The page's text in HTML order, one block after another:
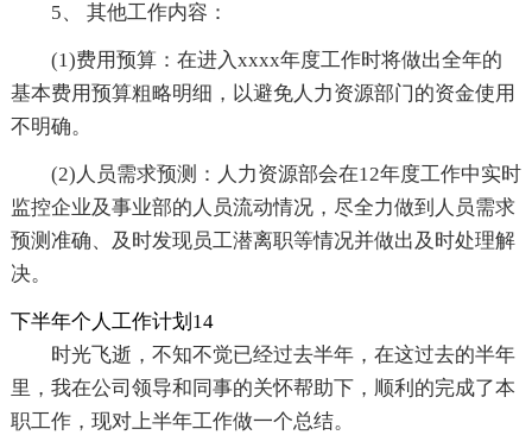
5、 其他工作内容：
(1)费用预算：在进入xxxx年度工作时将做出全年的
基本费用预算粗略明细，以避免人力资源部门的资金使用
不明确。
(2)人员需求预测：人力资源部会在12年度工作中实时
监控企业及事业部的人员流动情况，尽全力做到人员需求
预测准确、及时发现员工潜离职等情况并做出及时处理解
决。
下半年个人工作计划14
时光飞逝，不知不觉已经过去半年，在这过去的半年
里，我在公司领导和同事的关怀帮助下，顺利的完成了本
职工作，现对上半年工作做一个总结。